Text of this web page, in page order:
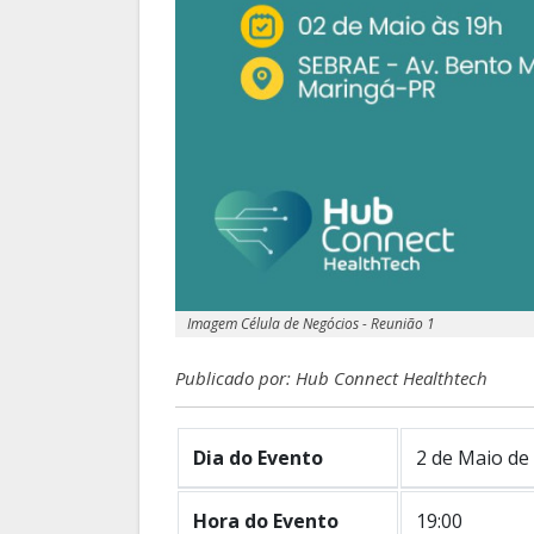
Imagem Célula de Negócios - Reunião 1
Publicado por: Hub Connect Healthtech
Dia do Evento 2 de Maio de
Hora do Evento 19:00